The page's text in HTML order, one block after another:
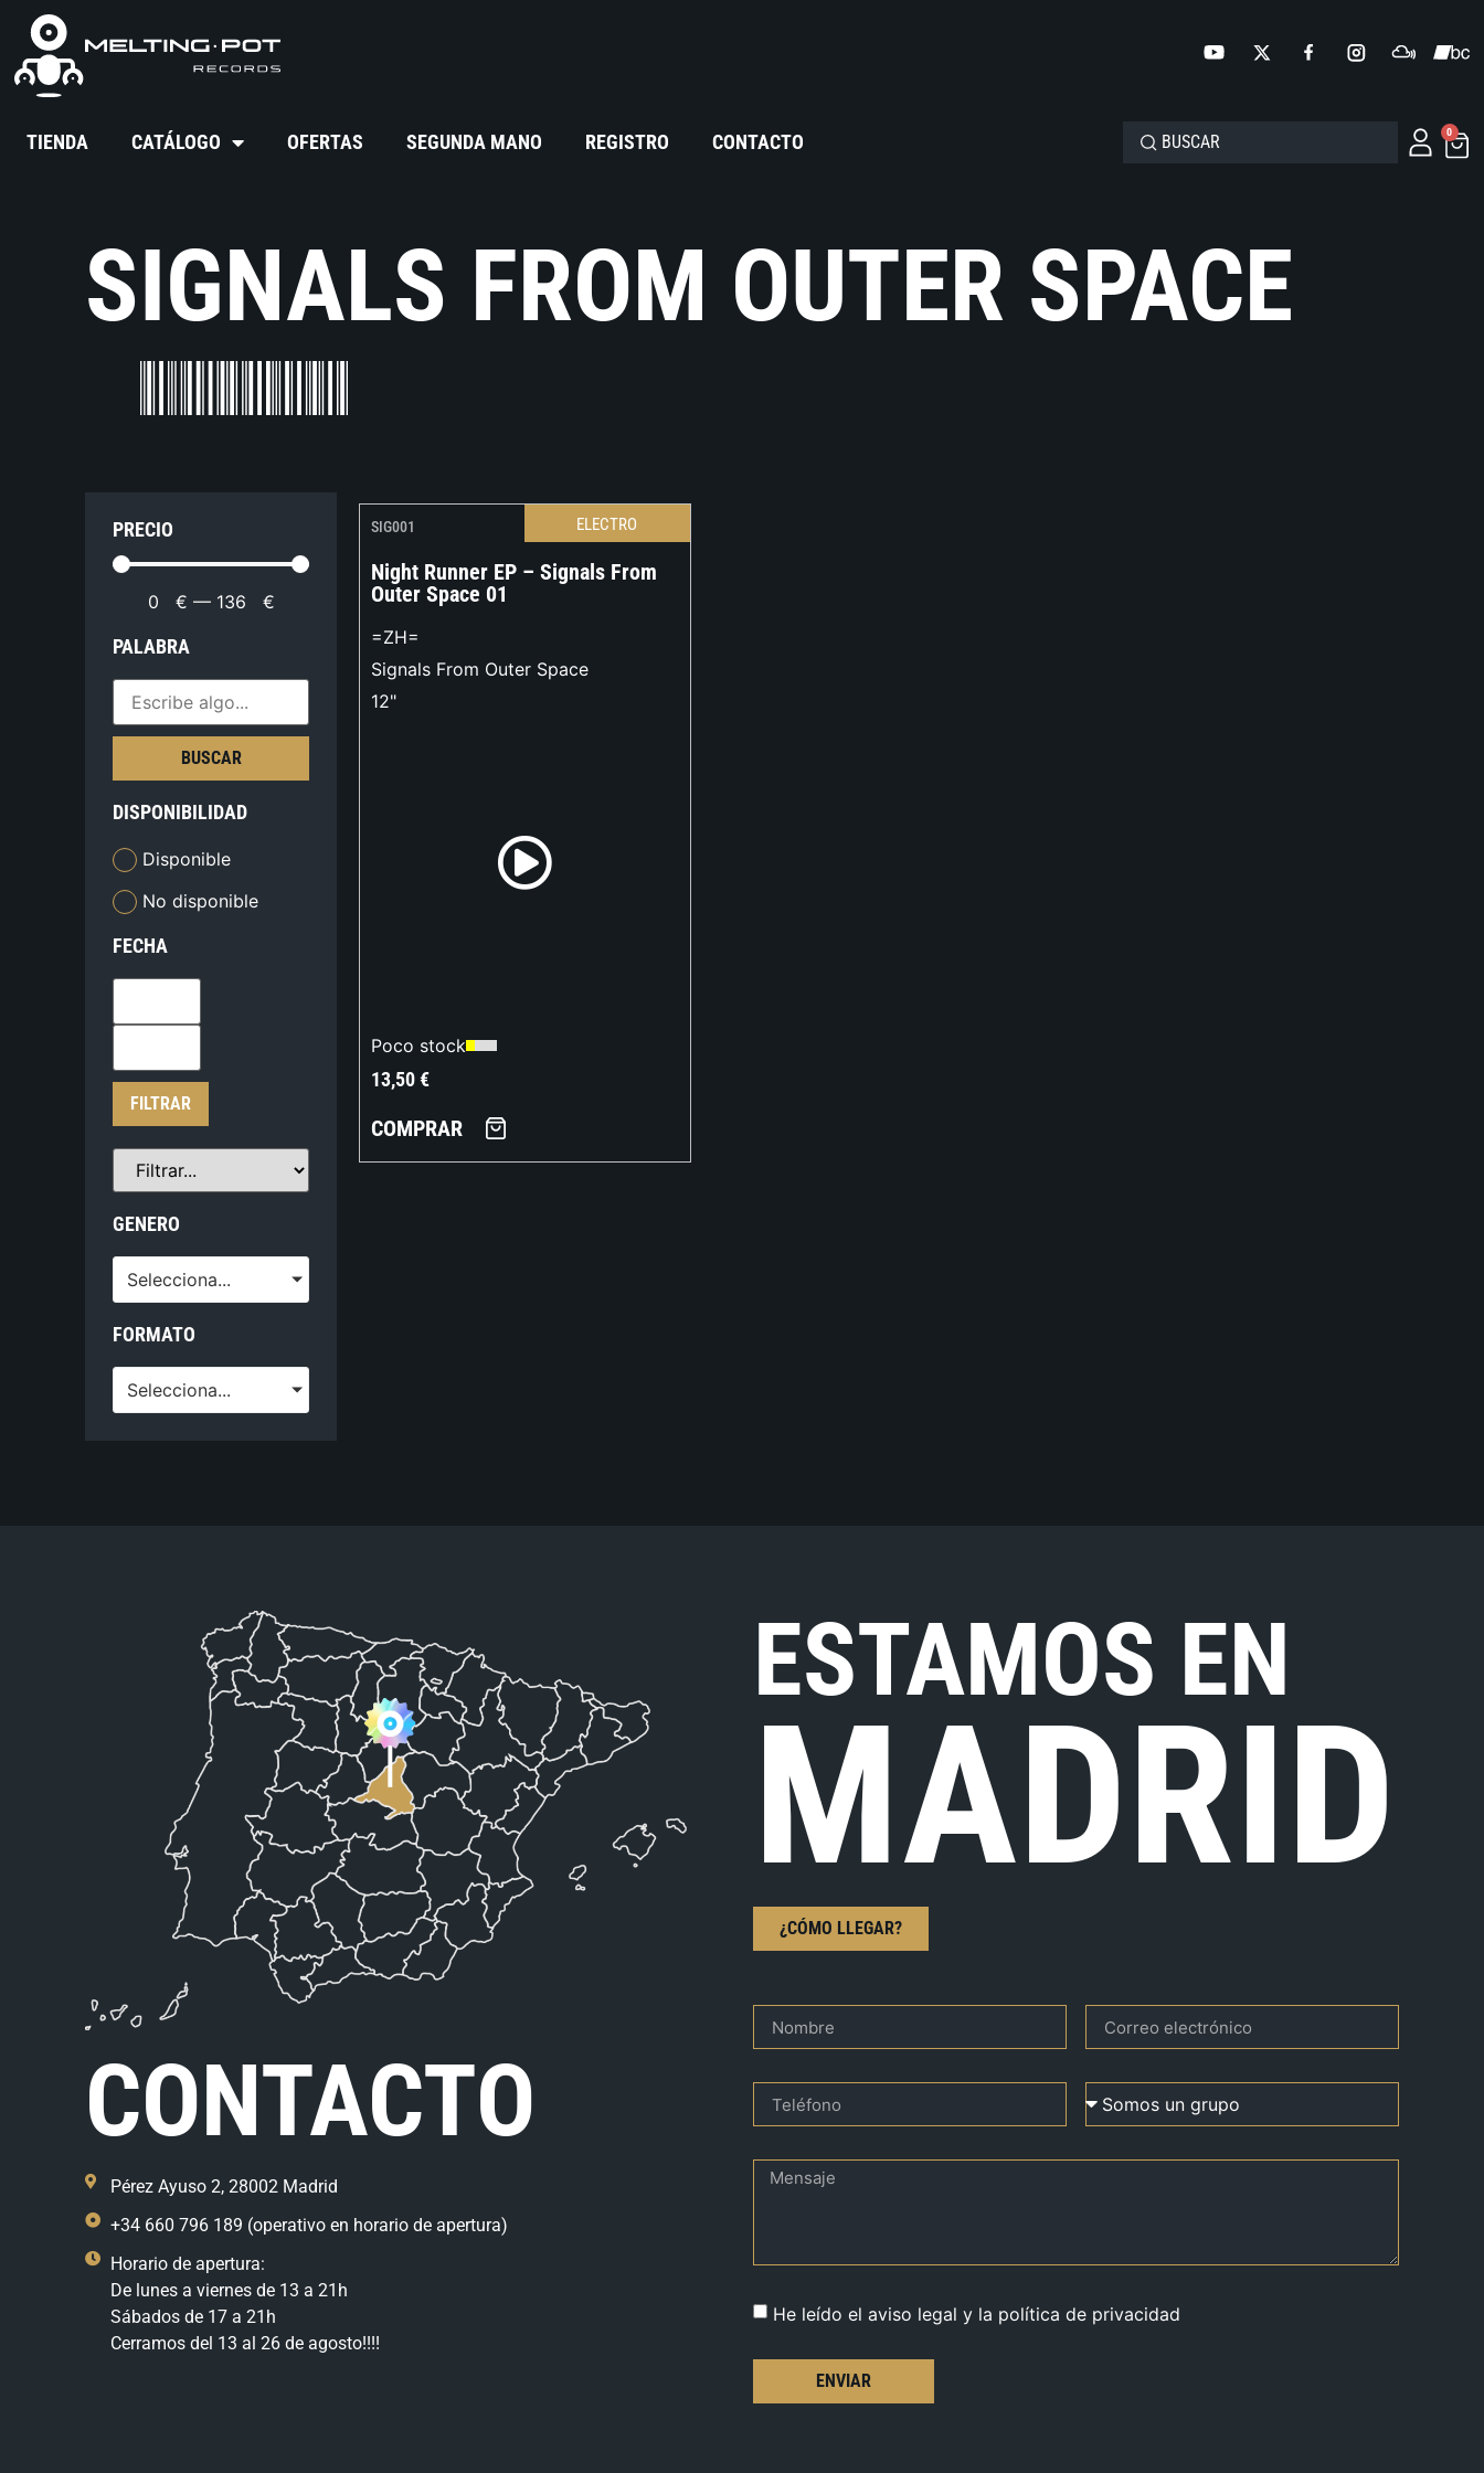
TIENDA CATÁLOGO OFERTAS SEGUNDA MANO REGISTRO CONTACTO 0
SIGNALS FROM OUTER SPACE
PRECIO
0 € — 136 €
PALABRA
BUSCAR
DISPONIBILIDAD
Disponible
No disponible
FECHA
FILTRAR
GENERO
Selecciona...
FORMATO
Selecciona...
SIG001 ELECTRO
Night Runner EP – Signals From
Outer Space 01
=ZH=
Signals From Outer Space
12"
Poco stock
13,50€
COMPRAR
CONTACTO
Pérez Ayuso 2, 28002 Madrid
+34 660 796 189 (operativo en horario de apertura)
Horario de apertura:
De lunes a viernes de 13 a 21h
Sábados de 17 a 21h
Cerramos del 13 al 26 de agosto!!!!
ESTAMOS EN
MADRID
¿CÓMO LLEGAR?
He leído el aviso legal y la política de privacidad
ENVIAR